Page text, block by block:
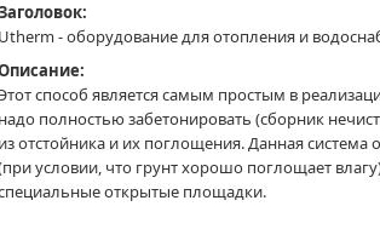
Utherm - оборудование для отопления и
способ является самым простым в
надо полностью забетонировать (сборник
из отстойника и их поглощения. Данная система
условии, что грунт хорошо поглощает
открытые площадки.